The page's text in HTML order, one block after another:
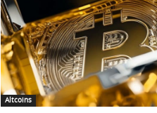
Altcoins